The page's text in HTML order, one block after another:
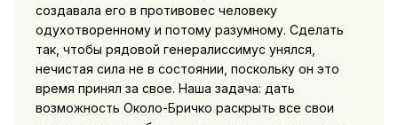
создавала его в противовес человеку
одухотворенному и потому разумному. Сделать
так, чтобы рядовой генералиссимус унялся,
нечистая сила не в состоянии, поскольку он это
время принял за свое. Наша задача: дать
возможность Около-Бричко раскрыть все свои